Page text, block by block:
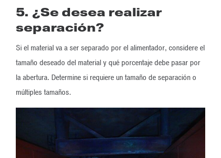
5. ¿Se desea realizar
separación?
Si el material va a ser separado por el alimentador, considere el
tamaño deseado del material y qué porcentaje debe pasar por
la abertura. Determine si requiere un tamaño de separación o
múltiples tamaños.